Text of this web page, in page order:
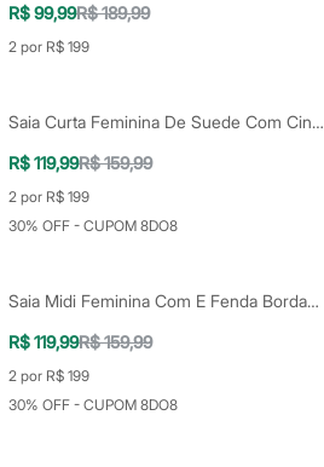
R$ 99,99R$ 189,99
2 por R$ 199
Saia Curta Feminina De Suede Com Cinto Marrom
R$ 119,99R$ 159,99
2 por R$ 199
30% OFF - CUPOM 8DO8
Saia Midi Feminina Com E Fenda Bordada Marrom
R$ 119,99R$ 159,99
2 por R$ 199
30% OFF - CUPOM 8DO8